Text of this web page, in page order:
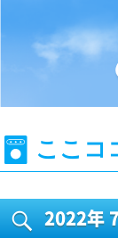
ここコ
2022年